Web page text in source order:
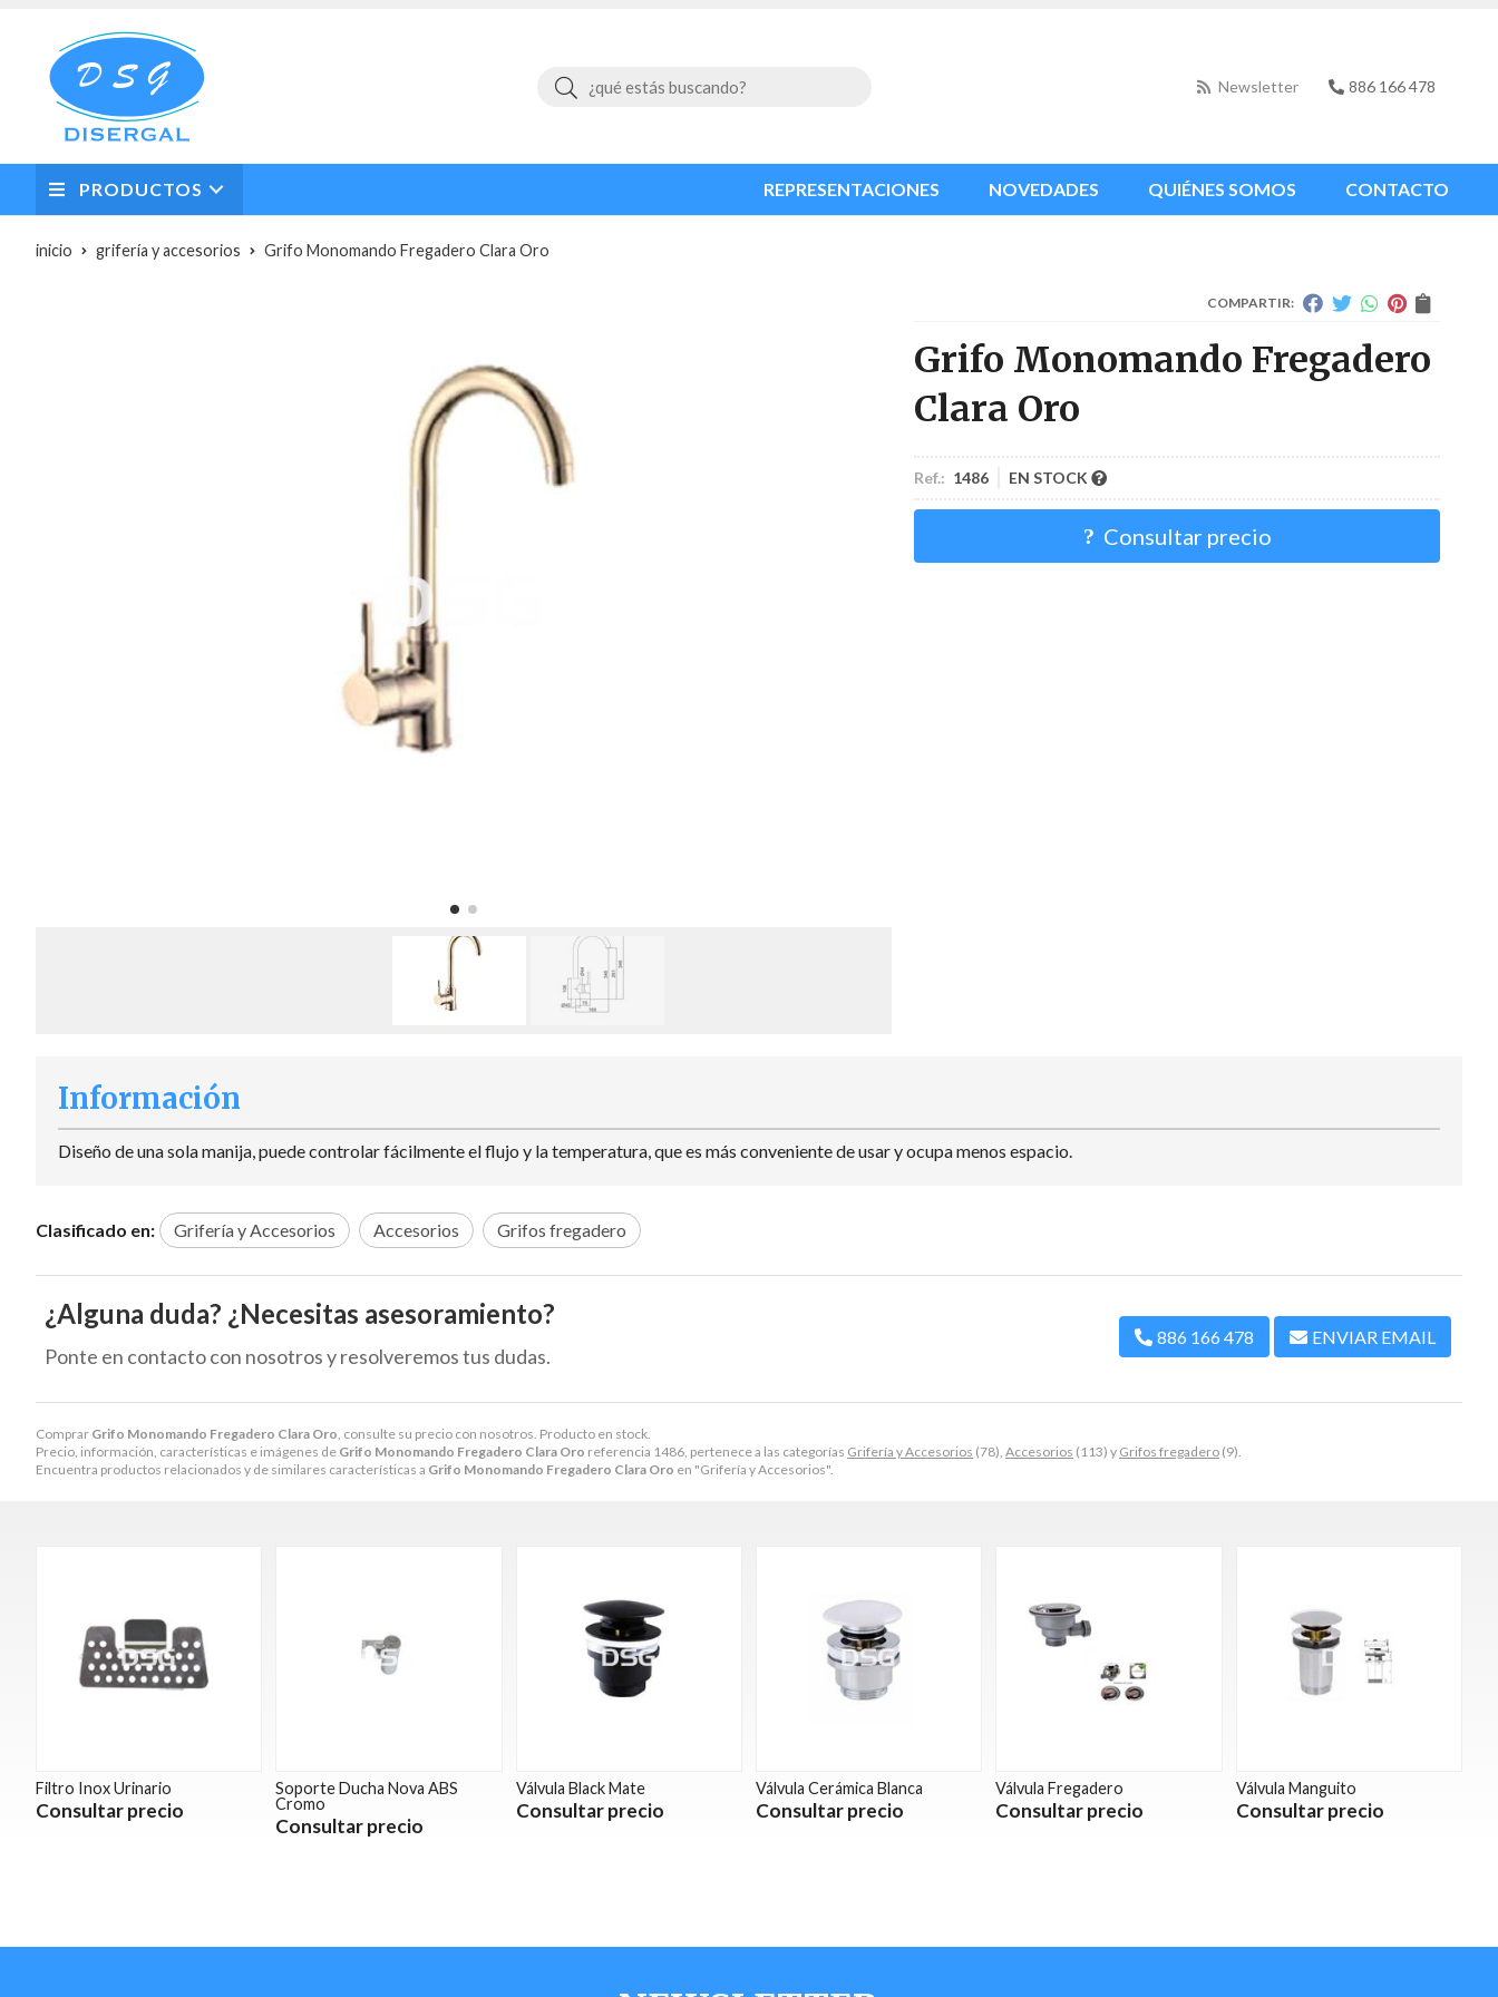
Buscar Newsletter 886 166 478
PRODUCTOS REPRESENTACIONES NOVEDADES QUIÉNES SOMOS CONTACTO
inicio grifería y accesorios Grifo Monomando Fregadero Clara Oro
COMPARTIR:
Grifo Monomando Fregadero
Clara Oro
Ref.: 1486 EN STOCK
Consultar precio
Comprar Grifo Monomando Fregadero Clara Oro, consulte su precio con nosotros. Producto en stock.
Precio, información, características e imágenes de Grifo Monomando Fregadero Clara Oro referencia 1486, pertenece a las categorías Grifería y Accesorios (78), Accesorios (113) y Grifos fregadero (9).
Encuentra productos relacionados y de similares características a Grifo Monomando Fregadero Clara Oro en "Grifería y Accesorios".
Información
Diseño de una sola manija, puede controlar fácilmente el flujo y la temperatura, que es más conveniente de usar y ocupa menos espacio.
Clasificado en: Grifería y Accesorios Accesorios Grifos fregadero
¿Alguna duda? ¿Necesitas asesoramiento?
Ponte en contacto con nosotros y resolveremos tus dudas.
886 166 478 ENVIAR EMAIL
Filtro Inox Urinario
Consultar precio
Soporte Ducha Nova ABS
Cromo
Consultar precio
Válvula Black Mate
Consultar precio
Válvula Cerámica Blanca
Consultar precio
Válvula Fregadero
Consultar precio
Válvula Manguito
Consultar precio